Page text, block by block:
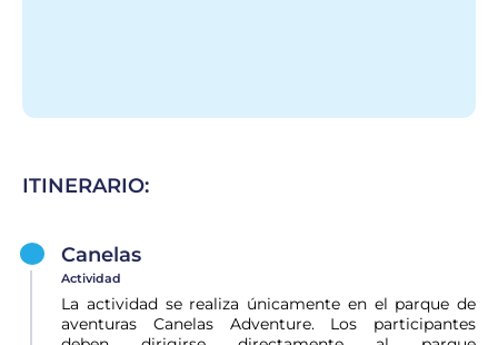
ITINERARIO:
Canelas
Actividad
La actividad se realiza únicamente en el parque de
aventuras Canelas Adventure. Los participantes